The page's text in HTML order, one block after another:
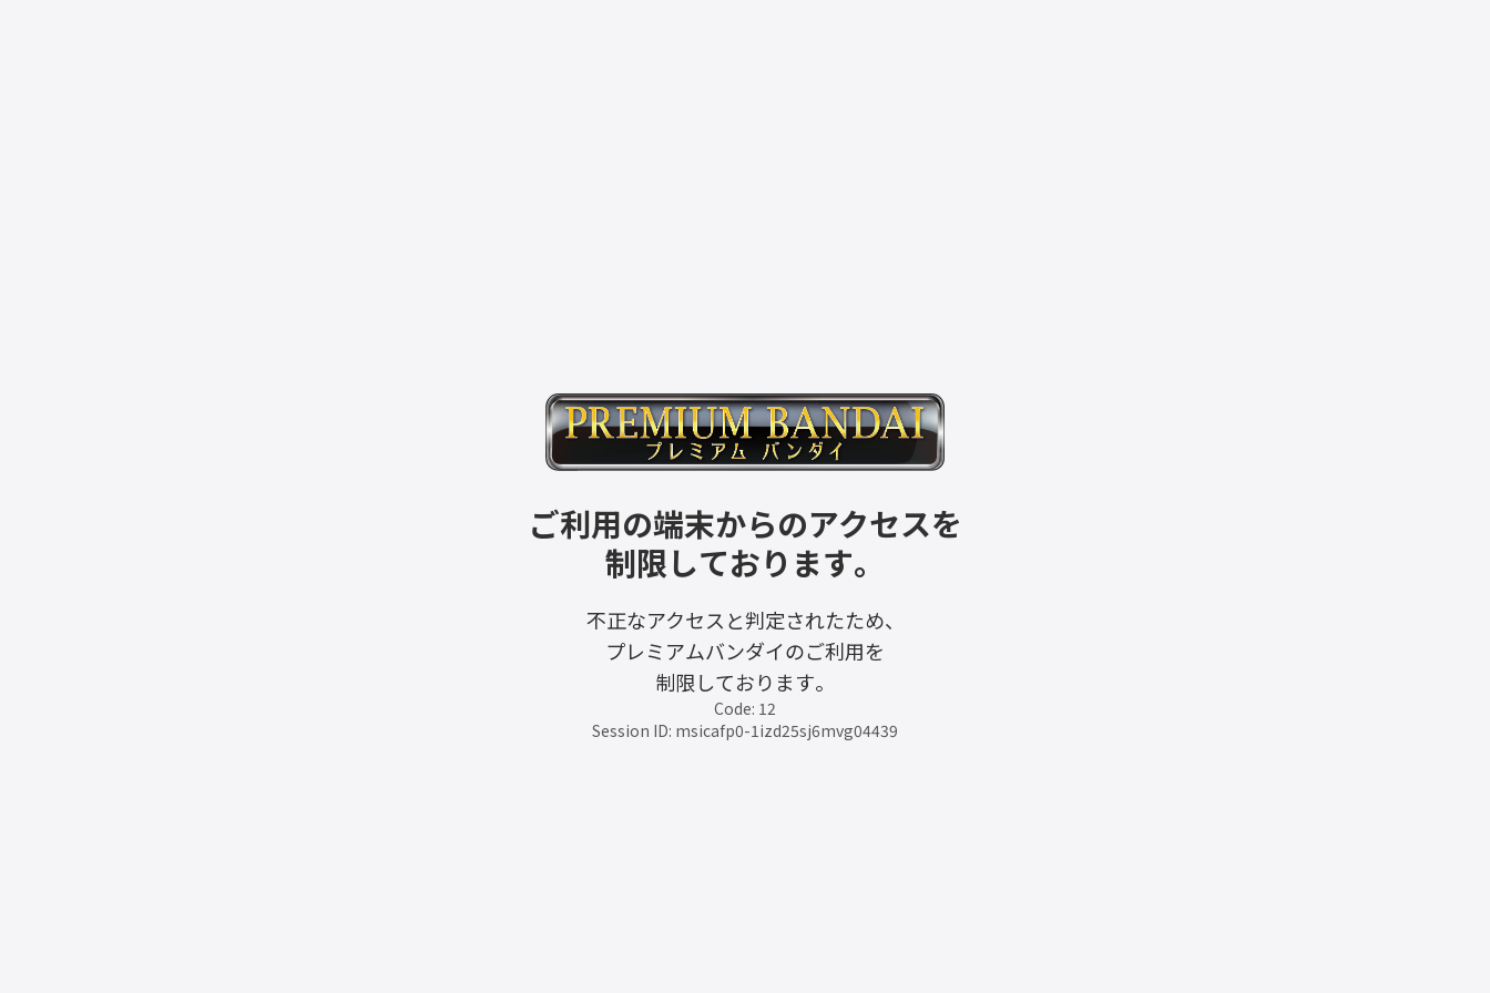
ご利用の端末からのアクセスを
制限しております。
不正なアクセスと判定されたため、
プレミアムバンダイのご利用を
制限しております。
Code: 12
Session ID: msicafp0-1izd25sj6mvg04439